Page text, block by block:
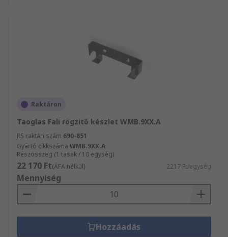
Raktáron
Taoglas Fali rögzitő készlet WMB.9XX.A
RS raktári szám 690-851
Gyártó cikkszáma WMB.9XX.A
Részösszeg (1 tasak / 10 egység)
22 170 Ft(ÁFA nélkül) 2217 Ft/egység
Mennyiség
Hozzáadás